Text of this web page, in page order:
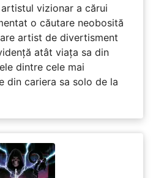
vizionar a cărui
o căutare neobosită
artist de divertisment
atât viața sa din
dintre cele mai
din cariera sa solo de la